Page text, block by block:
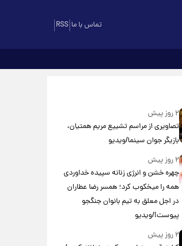
RSS تماس با ما
۲ روز پیش
تصاویری از مراسم تشییع مریم همتیان،
بازیگر جوان سینما/ویدیو
۲ روز پیش
چهره خشن و انرژی زنانه سپیده خداوردی
همه را میخکوب کرد؛ همسر رضا عطاران
در اجل معلق به تیم بانوان جنگجو
پیوست!/ویدیو
۲ روز پیش